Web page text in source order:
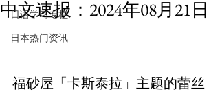
日语学习专栏
日本热门资讯
中文速报：2024年08月21日
福砂屋「卡斯泰拉」主题的蕾丝